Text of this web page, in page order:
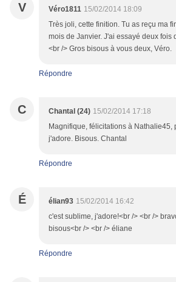
V Véro1811 15/02/2014 18:09
Très joli, cette finition. Tu as reçu ma
mois de Janvier. J'ai essayé deux fois
<br /> Gros bisous à vous deux, Véro.
Répondre
C Chantal (24) 15/02/2014 17:18
Magnifique, félicitations à Nathalie45,
j'adore. Bisous. Chantal
Répondre
É élian93 15/02/2014 16:42
c'est sublime, j'adore!<br /> <br />
bisous<br /> <br /> éliane
Répondre